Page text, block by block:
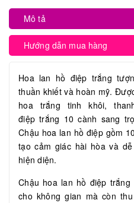
Mô tả
Hướng dẫn mua hàng
Hoa lan hồ điệp trắng
thuần khiết và hoàn mỹ.
hoa trắng tinh khôi,
điệp trắng 10 cành sang
Chậu hoa lan hồ điệp gồm
tạo cảm giác hài hòa và
hiện diện.
Chậu hoa lan hồ điệp
cho không gian mà còn